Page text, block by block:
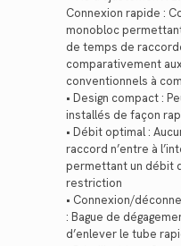
Connexion rapide :
monobloc
de temps de
comparativement
conventionnels à
• Design compact :
installés de façon
• Débit optimal :
raccord n’entre à
permettant un débit
restriction
• Connexion/
: Bague de
d’enlever le tube